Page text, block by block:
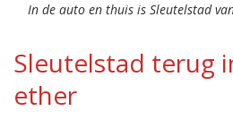
In de auto en thuis is Sleutelstad
Sleutelstad terug
ether